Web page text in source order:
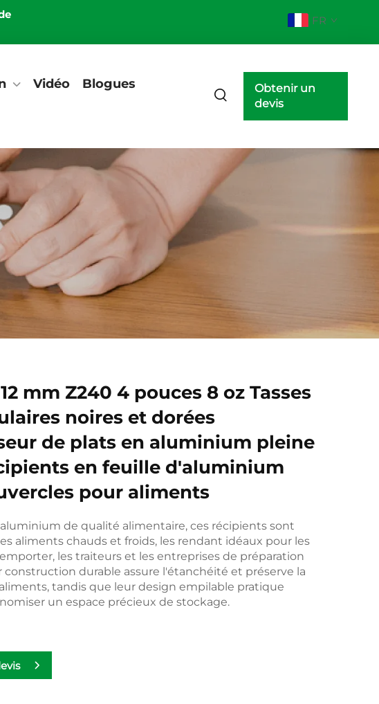
FR
Vidéo
Blogues
Obtenir un
devis
mm Z240 4 pouces 8 oz Tasses
noires et dorées
de plats en aluminium pleine
en feuille d'aluminium
pour aliments
de qualité alimentaire, ces récipients sont
aliments chauds et froids, les rendant idéaux pour les
les traiteurs et les entreprises de préparation
construction durable assure l'étanchéité et préserve la
tandis que leur design empilable pratique
un espace précieux de stockage.